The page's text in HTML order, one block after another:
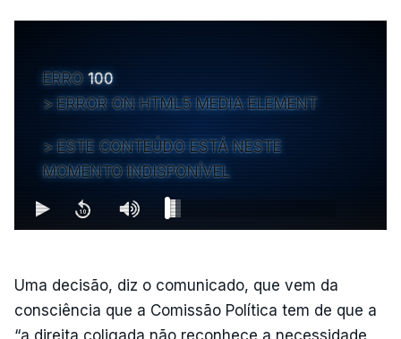
ERRO 100
ERROR ON HTML5 MEDIA ELEMENT
ESTE CONTEÚDO ESTÁ NESTE
MOMENTO INDISPONÍVEL
Uma decisão, diz o comunicado, que vem da
consciência que a Comissão Política tem de que a
“a direita coligada não reconhece a necessidade